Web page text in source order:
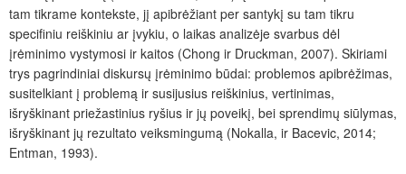
tam tikrame kontekste, jį apibrėžiant per santykį su tam tikru
specifiniu reiškiniu ar įvykiu, o laikas analizėje svarbus dėl
įrėminimo vystymosi ir kaitos (Chong ir Druckman, 2007). Skiriami
trys pagrindiniai diskursų įrėminimo būdai: problemos apibrėžimas,
susitelkiant į problemą ir susijusius reiškinius, vertinimas,
išryškinant priežastinius ryšius ir jų poveikį, bei sprendimų siūlymas,
išryškinant jų rezultato veiksmingumą (Nokalla, ir Bacevic, 2014;
Entman, 1993).